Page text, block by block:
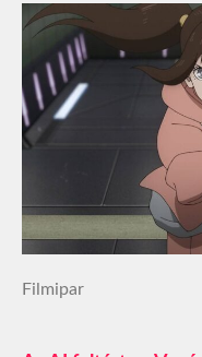
Filmipar